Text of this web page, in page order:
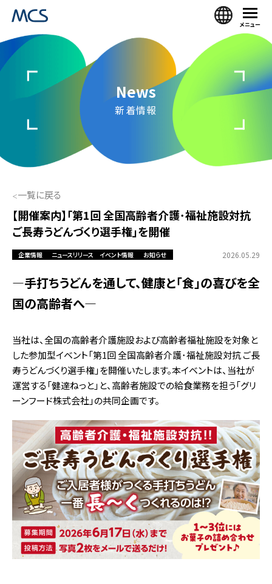
メニュー
News
新着情報
一覧に戻る
【開催案内】「第1回 全国高齢者介護･福祉施設対抗
ご長寿うどんづくり選手権」を開催
企業情報 ニュースリリース イベント情報 お知らせ 2026.05.29
―手打ちうどんを通して、健康と「食」の喜びを全
国の高齢者へ―
当社は、全国の高齢者介護施設および高齢者福祉施設を対象と
した参加型イベント「第1回 全国高齢者介護･福祉施設対抗 ご長
寿うどんづくり選手権」を開催いたします。本イベントは、当社が
運営する「健達ねっと」と、高齢者施設での給食業務を担う「グリ
ーンフード株式会社」の共同企画です。